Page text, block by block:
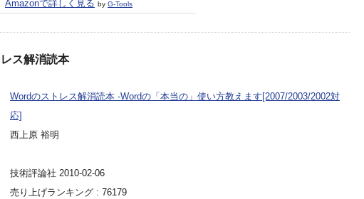
Amazonで詳しく見る by G-Tools
ス解消読本
Wordのストレス解消読本 -Wordの「本当の」使い方教えます[2007/2003/2002対
応]
西上原 裕明
技術評論社 2010-02-06
売り上げランキング : 76179